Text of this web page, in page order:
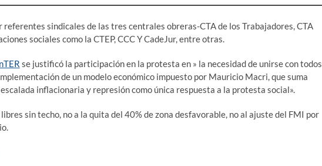
sindicales de las tres centrales obreras-CTA de los Trabajadores, CTA
sociales como la CTEP, CCC Y CadeJur, entre otras.
se justificó la participación en la protesta en » la necesidad de unirse con todos
de un modelo económico impuesto por Mauricio Macri, que suma
inflacionaria y represión como única respuesta a la protesta social».
sin techo, no a la quita del 40% de zona desfavorable, no al ajuste del FMI por